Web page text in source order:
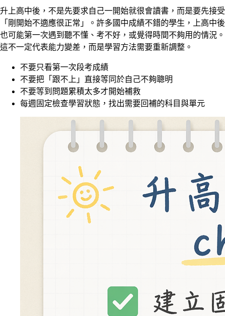
升上高中後，不是先要求自己一開始就很會讀書，而是要先接受
「剛開始不適應很正常」。許多國中成績不錯的學生，上高中後
也可能第一次遇到聽不懂、考不好，或覺得時間不夠用的情況。
這不一定代表能力變差，而是學習方法需要重新調整。
不要只看第一次段考成績
不要把「跟不上」直接等同於自己不夠聰明
不要等到問題累積太多才開始補救
每週固定檢查學習狀態，找出需要回補的科目與單元